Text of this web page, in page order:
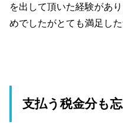
を出して頂いた経験があ
めでしたがとても満足し
支払う税金分も